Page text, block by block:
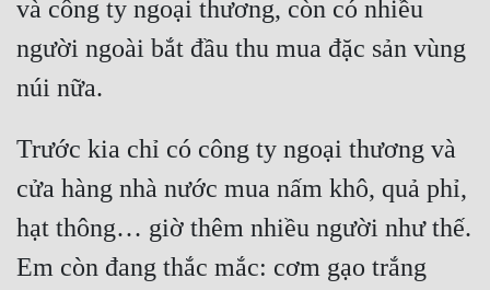
và công ty ngoại thương, còn có nhiều
người ngoài bắt đầu thu mua đặc sản vùng
Trước kia chỉ có công ty ngoại thương và
cửa hàng nhà nước mua nấm khô, quả phỉ,
hạt thông… giờ thêm nhiều người như thế.
Em còn đang thắc mắc: cơm gạo trắng